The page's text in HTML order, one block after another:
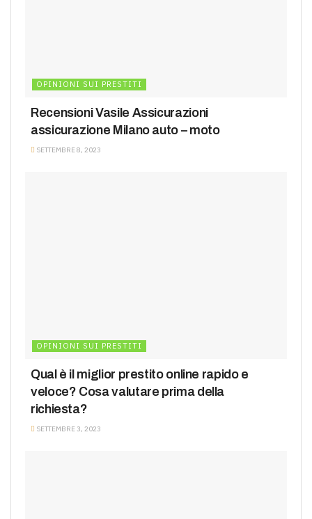
OPINIONI SUI PRESTITI
Recensioni Vasile Assicurazioni
assicurazione Milano auto – moto
SETTEMBRE 8, 2023
OPINIONI SUI PRESTITI
Qual è il miglior prestito online rapido e
veloce? Cosa valutare prima della
richiesta?
SETTEMBRE 3, 2023